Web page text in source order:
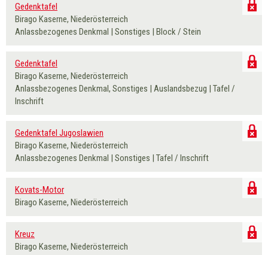
Gedenktafel
Birago Kaserne, Niederösterreich
Anlassbezogenes Denkmal | Sonstiges | Block / Stein
Gedenktafel
Birago Kaserne, Niederösterreich
Anlassbezogenes Denkmal, Sonstiges | Auslandsbezug | Tafel /
Inschrift
Gedenktafel Jugoslawien
Birago Kaserne, Niederösterreich
Anlassbezogenes Denkmal | Sonstiges | Tafel / Inschrift
Kovats-Motor
Birago Kaserne, Niederösterreich
Kreuz
Birago Kaserne, Niederösterreich